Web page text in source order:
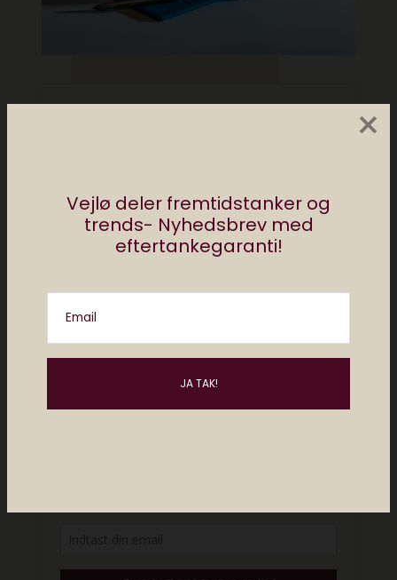
Vejlø deler fremtidstanker og
trends- Nyhedsbrev med
eftertankegaranti!
Email
×